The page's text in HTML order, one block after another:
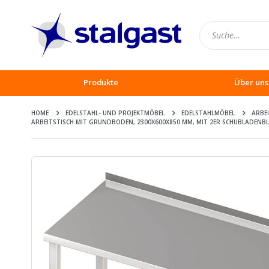
Produkte Über uns
HOME EDELSTAHL- UND PROJEKTMÖBEL EDELSTAHLMÖBEL
ARBEITSTISCH MIT GRUNDBODEN, 2300X600X850 MM, MIT 2ER
Zum